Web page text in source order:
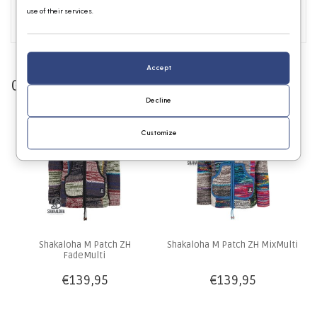
Gerelateerde producten
Shakaloha M Patch ZH
FadeMulti
€139,95
Shakaloha M Patch ZH MixMulti
€139,95
use of their services.
Accept
Decline
Customize